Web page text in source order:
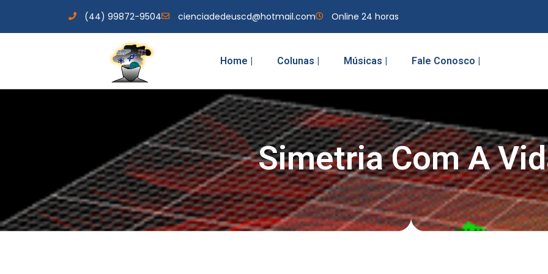
(44) 99872-9504 cienciadedeuscd@hotmail.com Online 24 horas
Home | Colunas | Músicas | Fale Conosco |
Simetria Com A